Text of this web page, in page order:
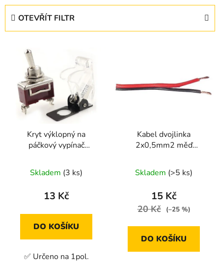
OTEVŘÍT FILTR
Kryt výklopný na
páčkový vypínač
Skladem (3 ks)
13 Kč
DO KOŠÍKU
✅ Určeno na 1pol.
Kabel dvojlinka
2x0,5mm2 měď
Skladem (>5 ks)
15 Kč
20 Kč (–25 %)
DO KOŠÍKU